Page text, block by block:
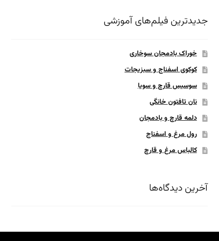
جدیدترین فیلم‌های آموزشی
خوراک بادمجان سوخاری
کوکوی اسفناج و سبزیجات
سوسیس قارچ و سویا
نان تافتون خانگی
دلمه قارچ و بادمجان
رول مرغ و اسفناج
کالباس مرغ و قارچ
آخرین دیدگاه‌ها